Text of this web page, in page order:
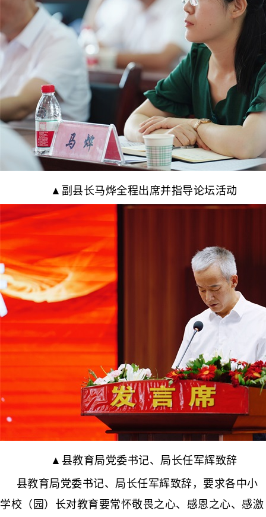
▲副县长马烨全程出席并指导论坛活动
▲县教育局党委书记、局长任军辉致辞
县教育局党委书记、局长任军辉致辞，要求各中小
学校（园）长对教育要常怀敬畏之心、感恩之心、感激